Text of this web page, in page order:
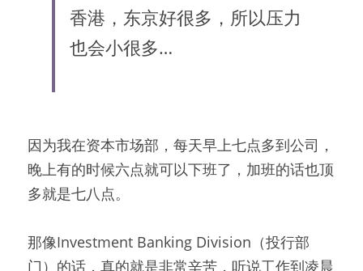
香港，东京好很多，所以压力
也会小很多…
因为我在资本市场部，每天早上七点多到公司，
晚上有的时候六点就可以下班了，加班的话也顶
多就是七八点。
那像Investment Banking Division（投行部
门）的话，真的就是非常辛苦，听说工作到凌晨